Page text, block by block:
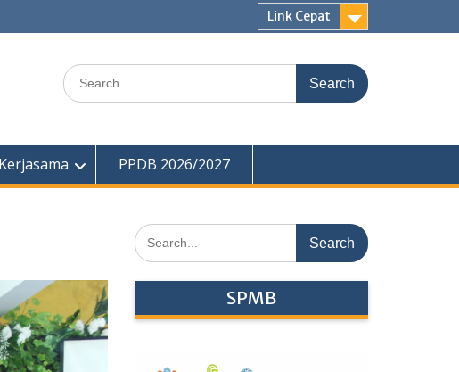
Link Cepat
Search
for:
PPDB 2026/2027
Search
for:
SPMB